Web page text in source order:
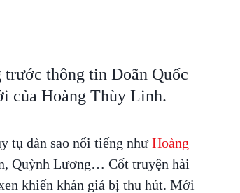
trước thông tin Doãn Quốc
của Hoàng Thùy Linh.
tụ dàn sao nổi tiếng nhưHoàng
Quỳnh Lương… Cốt truyện hài
khiến khán giả bị thu hút. Mới